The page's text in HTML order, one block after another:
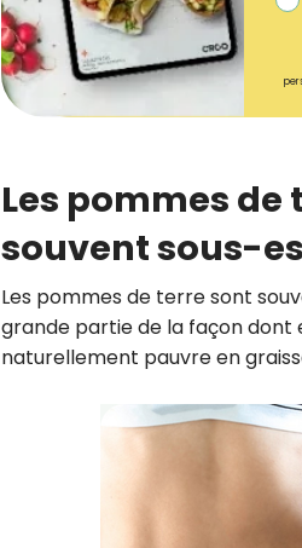
Les pommes
souvent sous-
Les pommes de terre sont
grande partie de la façon dont
naturellement pauvre en